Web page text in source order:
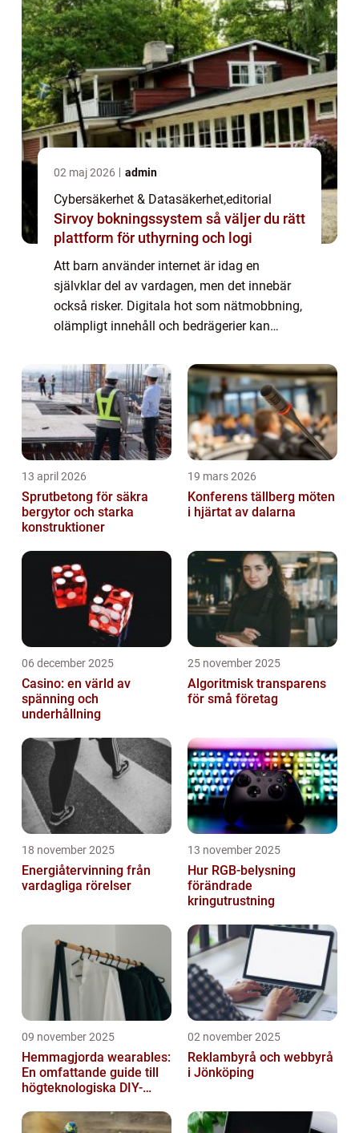
02 maj 2026 admin
Cybersäkerhet & Datasäkerhet,editorial
Sirvoy bokningssystem så väljer du rätt
plattform för uthyrning och logi
Att barn använder internet är idag en
självklar del av vardagen, men det innebär
också risker. Digitala hot som nätmobbning,
olämpligt innehåll och bedrägerier kan
13 april 2026
Sprutbetong för säkra
bergytor och starka
konstruktioner
19 mars 2026
Konferens tällberg möten
i hjärtat av dalarna
06 december 2025
Casino: en värld av
spänning och
underhållning
25 november 2025
Algoritmisk transparens
för små företag
18 november 2025
Energiåtervinning från
vardagliga rörelser
13 november 2025
Hur RGB-belysning
förändrade
kringutrustning
09 november 2025
Hemmagjorda wearables:
En omfattande guide till
högteknologiska DIY-
02 november 2025
Reklambyrå och webbyrå
i Jönköping